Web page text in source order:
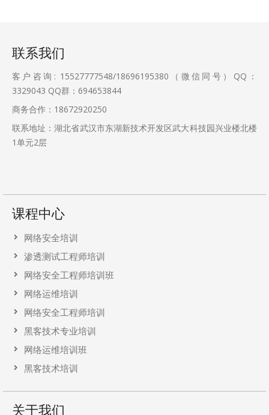
联系我们
客户咨询: 15527777548/18696195380（微信同号）QQ：
3329043 QQ群：694653844
商务合作：18672920250
联系地址：湖北省武汉市东湖新技术开发区武大科技园兴业楼北楼
1单元2层
课程中心
网络安全培训
渗透测试工程师培训
网络安全工程师培训班
网络运维培训
网络安全工程师培训
黑客技术专业培训
网络运维培训班
黑客技术培训
关于我们